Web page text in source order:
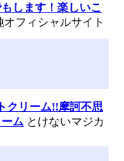
します！楽しいこ
オフィシャルサイト
クリーム!!摩訶不思
ム とけないマジカ